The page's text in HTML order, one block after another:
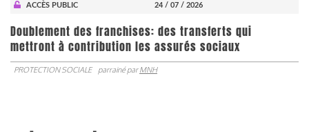
ACCÈS PUBLIC
24 / 07 / 2026
Doublement des franchises: des transferts qui
mettront à contribution les assurés sociaux
PROTECTION SOCIALE parrainé parMNH